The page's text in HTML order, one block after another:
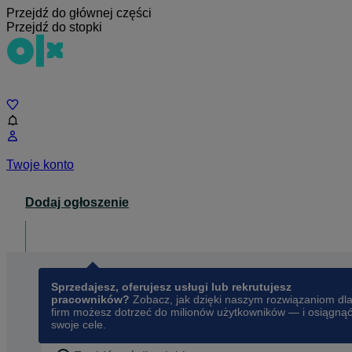
Przejdź do głównej części
Przejdź do stopki
Twoje konto
Dodaj ogłoszenie
Sprzedajesz, oferujesz usługi lub rekrutujesz
pracowników? Zobacz, jak dzięki naszym rozwiązaniom dla
firm możesz dotrzeć do milionów użytkowników — i osiągnąć
swoje cele.